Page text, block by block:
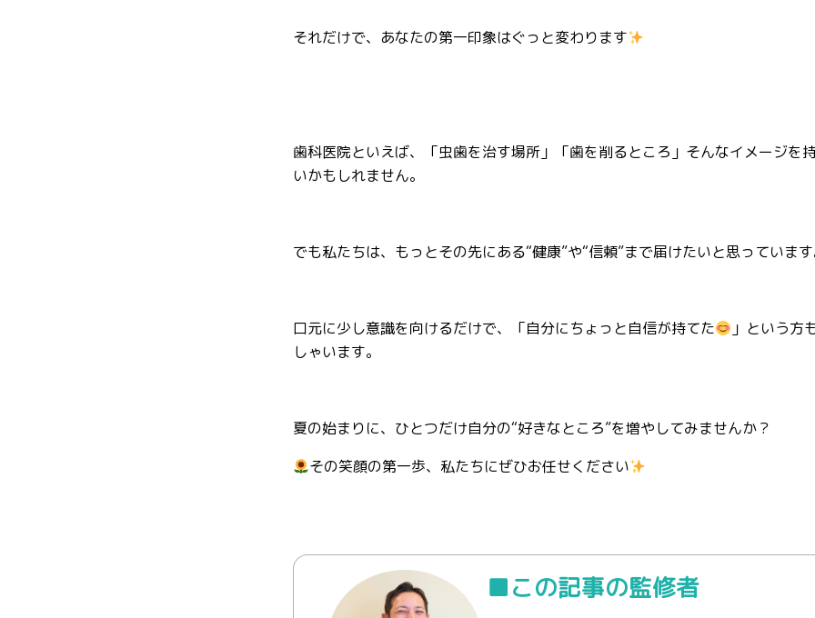
それだけで、あなたの第一印象はぐっと変わります
歯科医院といえば、「虫歯を治す場所」「歯を削るところ」そんなイメージを
いかもしれません。
でも私たちは、もっとその先にある“健康”や“信頼”まで届けたいと思っています
口元に少し意識を向けるだけで、「自分にちょっと自信が持てた
」という方
しゃいます。
夏の始まりに、ひとつだけ自分の“好きなところ”を増やしてみませんか？
その笑顔の第一歩、私たちにぜひお任せください
■この記事の監修者